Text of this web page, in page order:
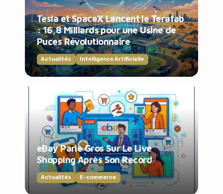
Tesla et SpaceX Lancent le Terafab
: 16,8 Milliards pour une Usine de
Puces Révolutionnaire
Actualités Intelligence Artificielle
eBay Parie Gros Sur Le Live
Shopping Après Son Record
Actualités E-commerce